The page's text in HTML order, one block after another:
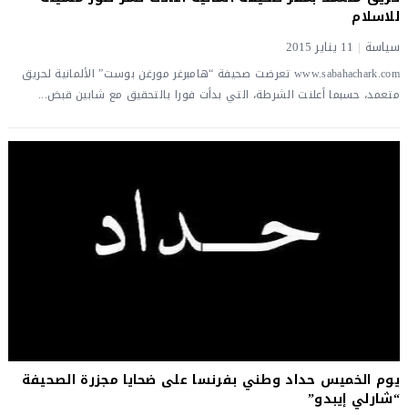
للاسلام
سياسة 11 يناير 2015
www.sabahachark.com تعرضت صحيفة “هامبرغر مورغن بوست” الألمانية لحريق
متعمد، حسبما أعلنت الشرطة، التي بدأت فورا بالتحقيق مع شابين قبض...
يوم الخميس حداد وطني بفرنسا على ضحايا مجزرة الصحيفة
“شارلي إيبدو”